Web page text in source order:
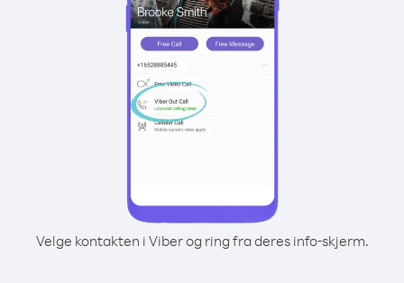
Velge kontakten i Viber og ring fra deres info-skjerm.